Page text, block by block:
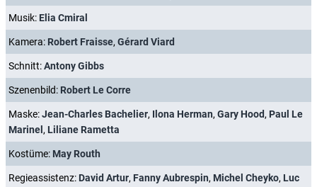
Musik: Elia Cmiral
Kamera: Robert Fraisse, Gérard Viard
Schnitt:Antony Gibbs
Szenenbild: Robert Le Corre
Maske:Jean-Charles Bachelier, Ilona Herman, Gary Hood, Paul Le
Marinel , Liliane Rametta
Kostüme: May Routh
Regieassistenz: David Artur, Fanny Aubrespin, Michel Cheyko, Luc